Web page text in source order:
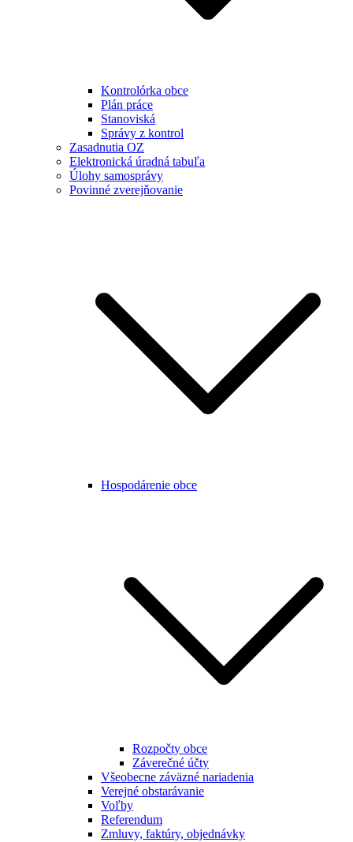
Kontrolórka obce
Plán práce
Stanoviská
Správy z kontrol
Zasadnutia OZ
Elektronická úradná tabuľa
Úlohy samosprávy
Povinné zverejňovanie
Hospodárenie obce
Rozpočty obce
Záverečné účty
Všeobecne záväzné nariadenia
Verejné obstarávanie
Voľby
Referendum
Zmluvy, faktúry, objednávky